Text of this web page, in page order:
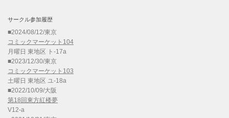
サークル参加履歴
■2024/08/12/東京
コミックマーケット104
月曜日 東地区 ト-17a
■2023/12/30/東京
コミックマーケット103
土曜日 東地区 ユ-18a
■2022/10/09/大阪
第18回東方紅楼夢
V12-a